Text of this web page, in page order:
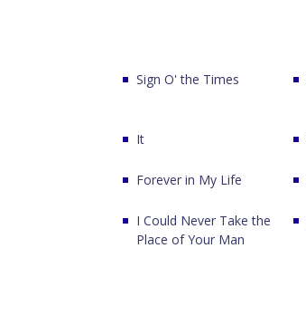
Sign O' the Times
It
Forever in My Life
I Could Never Take the
Place of Your Man